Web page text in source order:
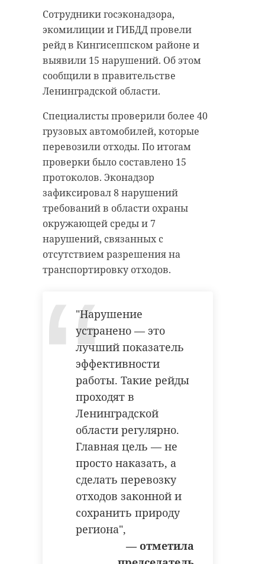
Сотрудники госэконадзора,
экомилиции и ГИБДД провели
рейд в Кингисеппском районе и
выявили 15 нарушений. Об этом
сообщили в правительстве
Ленинградской области.
Специалисты проверили более 40
грузовых автомобилей, которые
перевозили отходы. По итогам
проверки было составлено 15
протоколов. Эконадзор
зафиксировал 8 нарушений
требований в области охраны
окружающей среды и 7
нарушений, связанных с
отсутствием разрешения на
транспортировку отходов.
"Нарушение
устранено — это
лучший показатель
эффективности
работы. Такие рейды
проходят в
Ленинградской
области регулярно.
Главная цель — не
просто наказать, а
сделать перевозку
отходов законной и
сохранить природу
региона",
— отметила